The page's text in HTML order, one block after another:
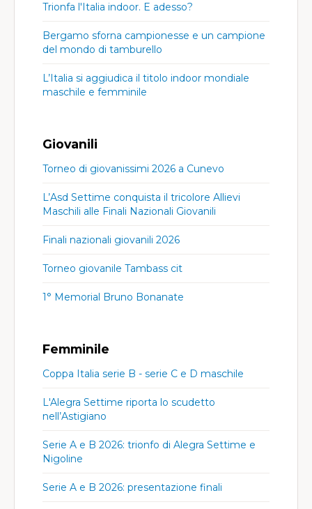
Trionfa l'Italia indoor. E adesso?
Bergamo sforna campionesse e un campione
del mondo di tamburello
L’Italia si aggiudica il titolo indoor mondiale
maschile e femminile
Giovanili
Torneo di giovanissimi 2026 a Cunevo
L’Asd Settime conquista il tricolore Allievi
Maschili alle Finali Nazionali Giovanili
Finali nazionali giovanili 2026
Torneo giovanile Tambass cit
1° Memorial Bruno Bonanate
Femminile
Coppa Italia serie B - serie C e D maschile
L'Alegra Settime riporta lo scudetto
nell’Astigiano
Serie A e B 2026: trionfo di Alegra Settime e
Nigoline
Serie A e B 2026: presentazione finali